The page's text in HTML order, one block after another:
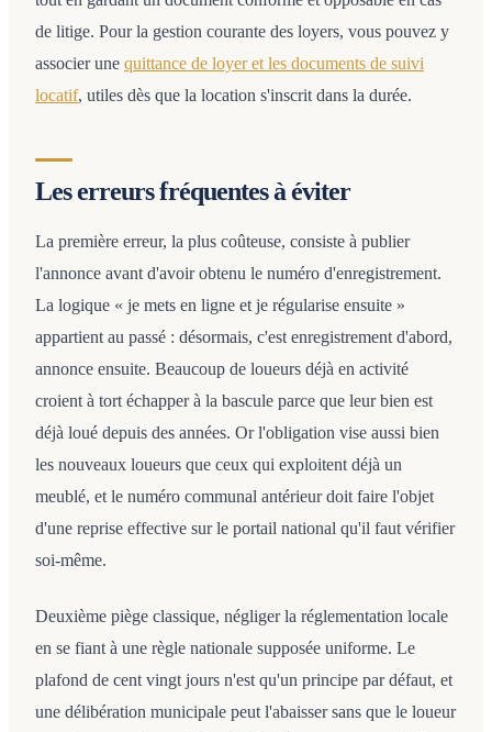
de litige. Pour la gestion courante des loyers, vous pouvez y
associer une quittance de loyer et les documents de suivi
locatif, utiles dès que la location s'inscrit dans la durée.
Les erreurs fréquentes à éviter
La première erreur, la plus coûteuse, consiste à publier
l'annonce avant d'avoir obtenu le numéro d'enregistrement.
La logique « je mets en ligne et je régularise ensuite »
appartient au passé : désormais, c'est enregistrement d'abord,
annonce ensuite. Beaucoup de loueurs déjà en activité
croient à tort échapper à la bascule parce que leur bien est
déjà loué depuis des années. Or l'obligation vise aussi bien
les nouveaux loueurs que ceux qui exploitent déjà un
meublé, et le numéro communal antérieur doit faire l'objet
d'une reprise effective sur le portail national qu'il faut vérifier
soi-même.
Deuxième piège classique, négliger la réglementation locale
en se fiant à une règle nationale supposée uniforme. Le
plafond de cent vingt jours n'est qu'un principe par défaut, et
une délibération municipale peut l'abaisser sans que le loueur